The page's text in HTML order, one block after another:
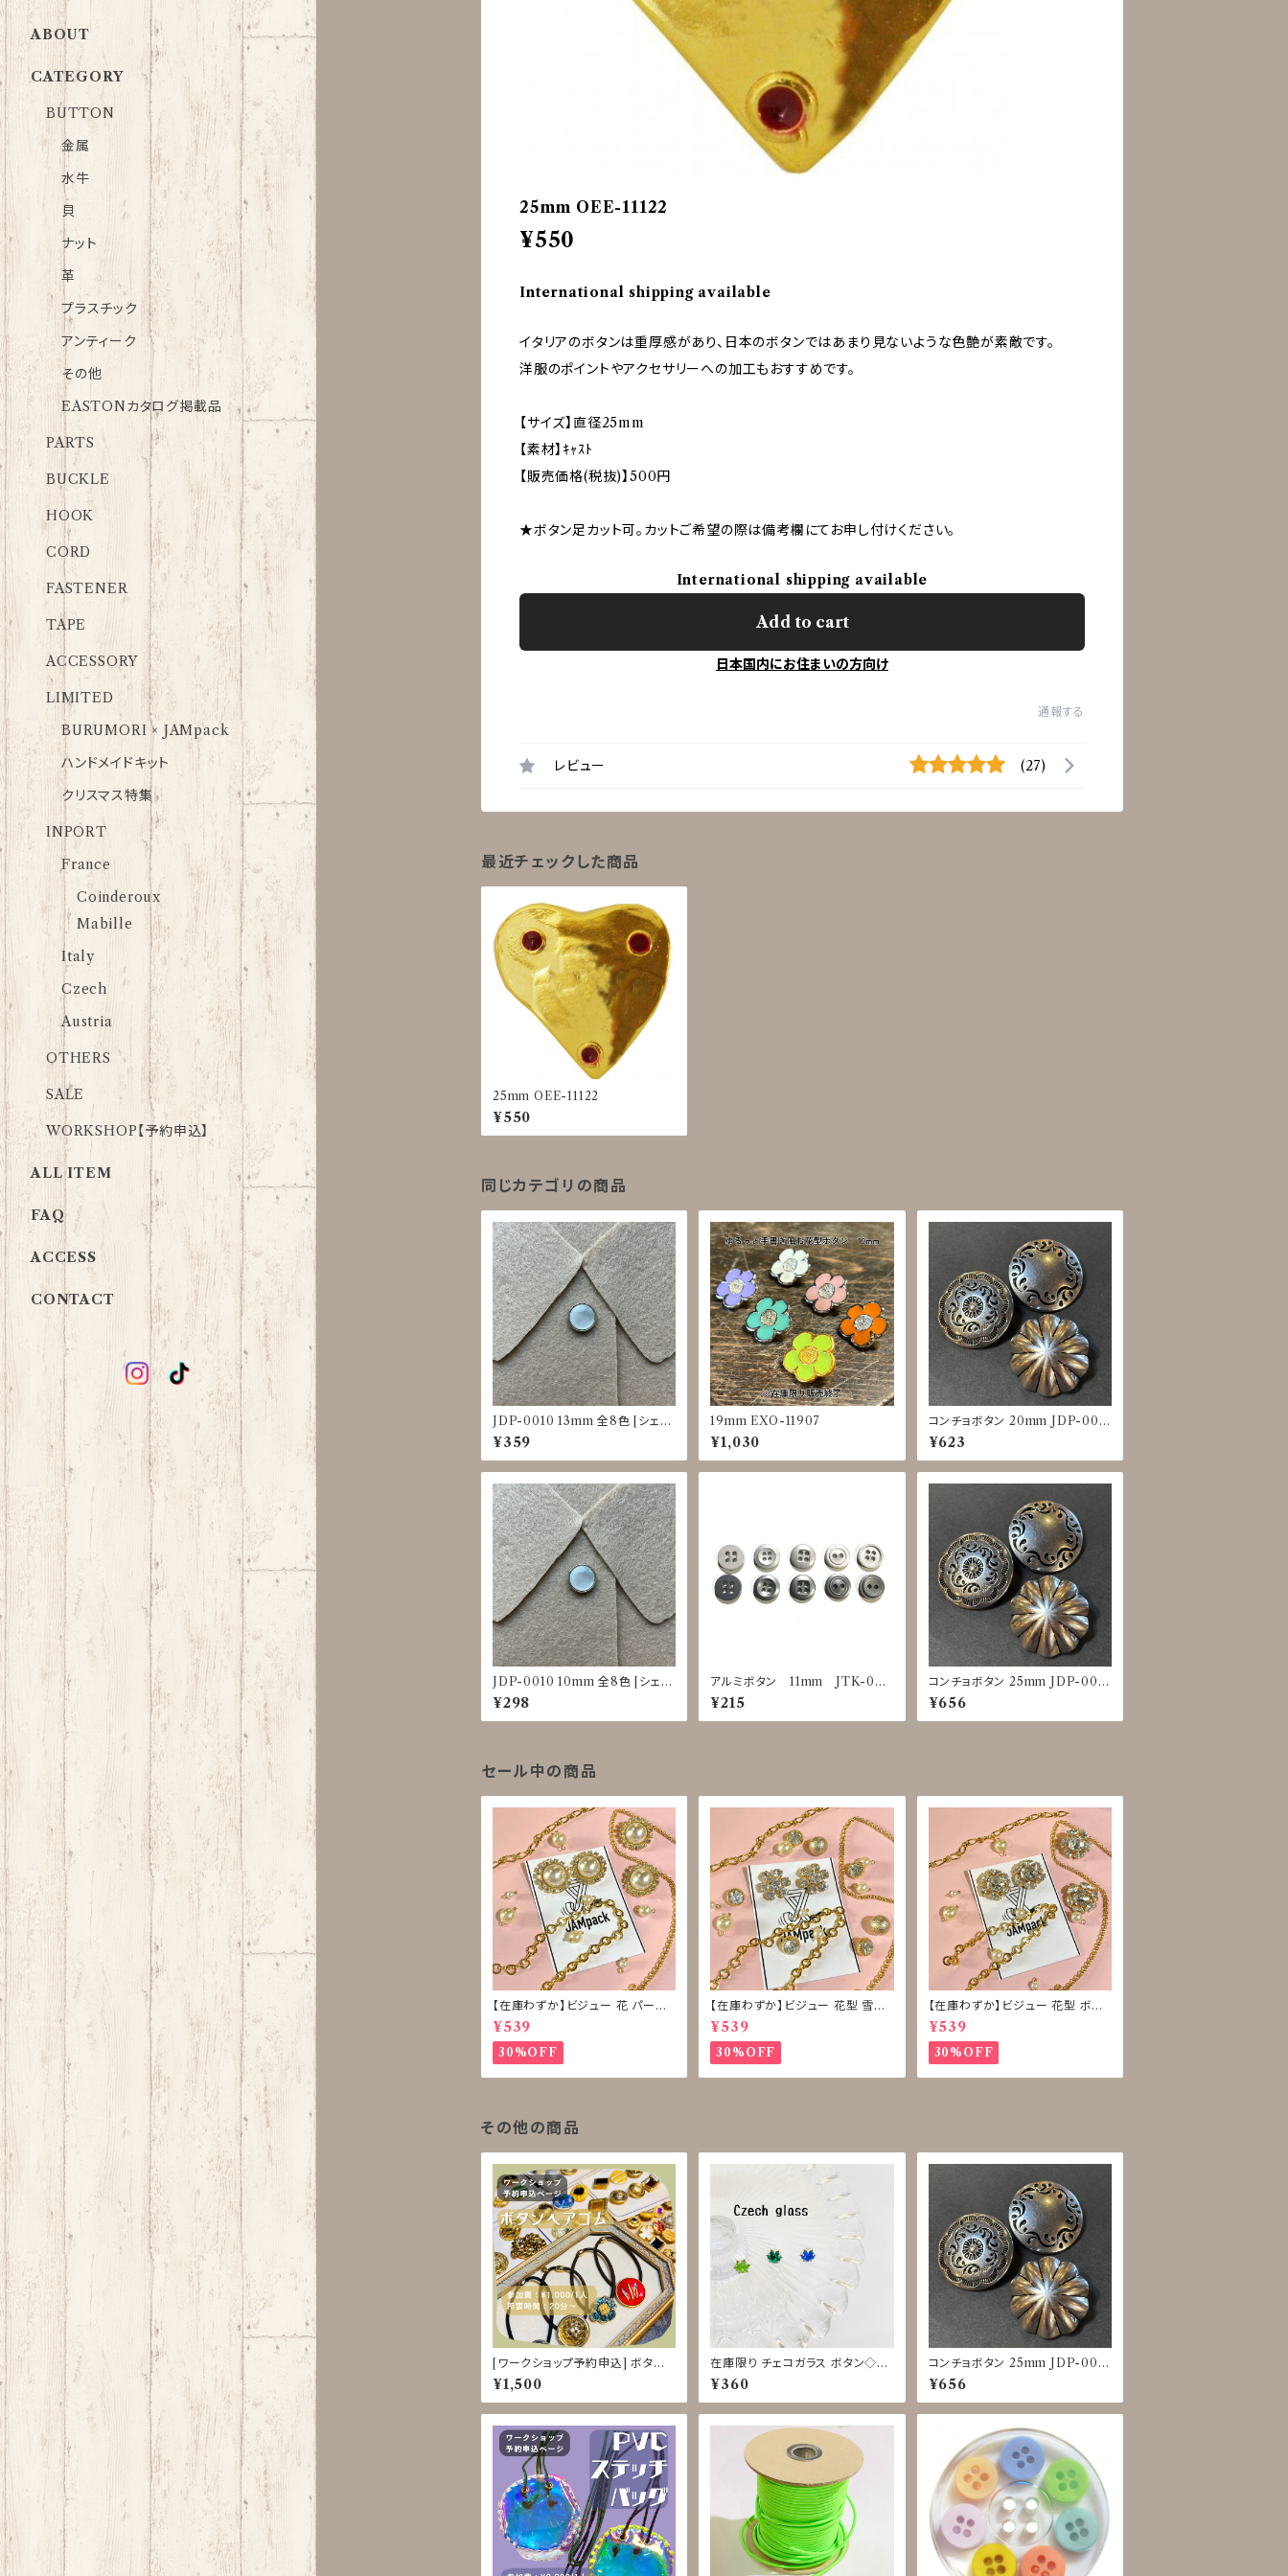
25mm OEE-11122
¥550
International shipping available
イタリアのボタンは重厚感があり、日本のボタンではあまり見ないような色艶が素敵です。
洋服のポイントやアクセサリーへの加工もおすすめです。
【サイズ】直径25mm
【素材】ｷｬｽﾄ
【販売価格(税抜)】500円
★ボタン足カット可。カットご希望の際は備考欄にてお申し付けください。
International shipping available
Add to cart
日本国内にお住まいの方向け
通報する
レビュー (27)
最近チェックした商品
25mm OEE-11122
¥550
同じカテゴリの商品
JDP-0010 13mm 全8色 [シェル
調][裏足ボタン][ブラウス]
¥359
19mm EXO-11907
¥1,030
コンチョボタン 20mm JDP-001
6
¥623
JDP-0010 10mm 全8色 [シェル
調][裏足ボタン][ブラウス]
¥298
アルミボタン 11mm JTK-002
5～0029
¥215
コンチョボタン 25mm JDP-001
6
¥656
セール中の商品
【在庫わずか】ビジュー 花 パール
ボタン 再販なし
¥539
30%OFF
【在庫わずか】ビジュー 花型 雪型
ボタン 再販なし
¥539
30%OFF
【在庫わずか】ビジュー 花型 ボタ
ン 再販なし
¥539
30%OFF
その他の商品
[ワークショップ予約申込] ボタン
ヘアゴム クラフト体験 8/18-22
¥1,500
在庫限り チェコガラス ボタン◇9
mm
¥360
コンチョボタン 25mm JDP-001
6
¥656
ABOUT
CATEGORY
BUTTON
金属
水牛
貝
ナット
革
プラスチック
アンティーク
その他
EASTONカタログ掲載品
PARTS
BUCKLE
HOOK
CORD
FASTENER
TAPE
ACCESSORY
LIMITED
BURUMORI × JAMpack
ハンドメイドキット
クリスマス特集
INPORT
France
Coinderoux
Mabille
Italy
Czech
Austria
OTHERS
SALE
WORKSHOP【予約申込】
ALL ITEM
FAQ
ACCESS
CONTACT